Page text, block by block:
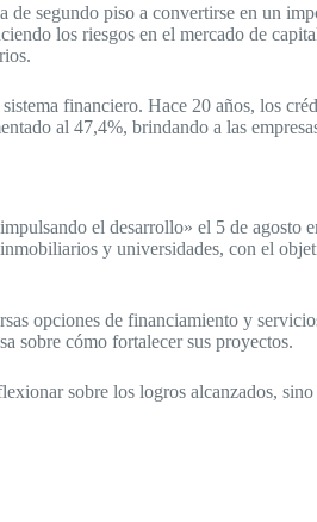
segundo piso a convertirse en un
los riesgos en el mercado de
financiero. Hace 20 años, los
al 47,4%, brindando a las
el desarrollo» el 5 de agosto
y universidades, con el
opciones de financiamiento y
sobre cómo fortalecer sus proyectos.
sobre los logros alcanzados,